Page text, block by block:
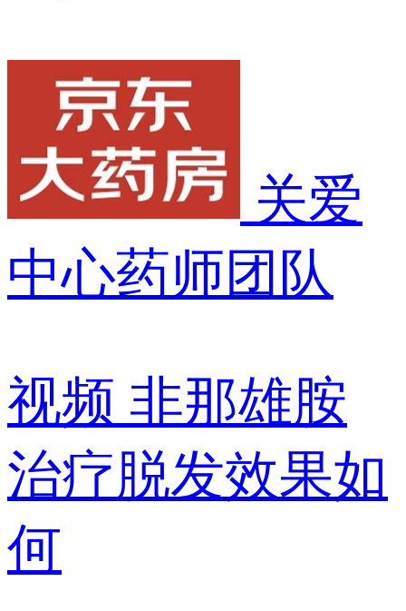
关爱
中心药师团队
视频 非那雄胺
治疗脱发效果如
何